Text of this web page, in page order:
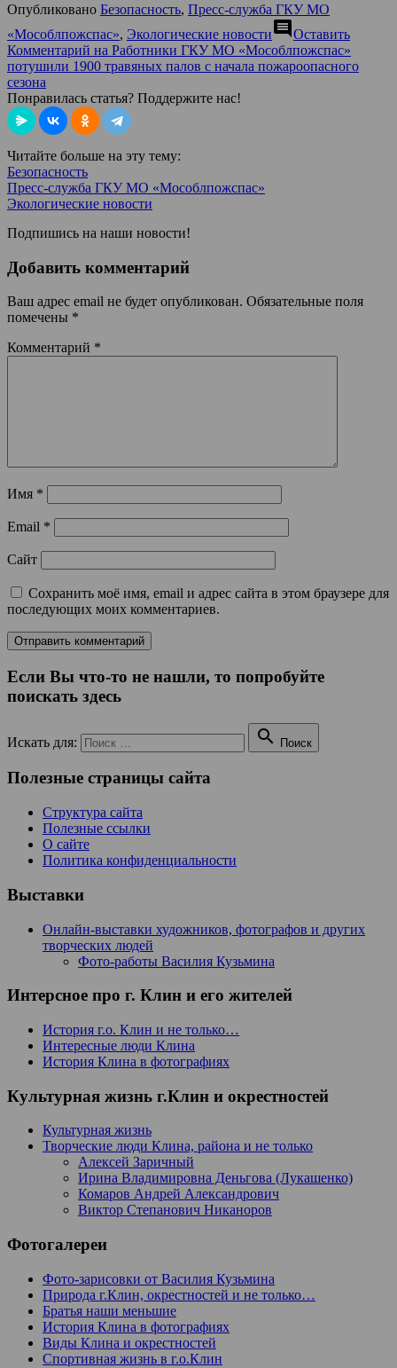
Опубликовано Безопасность, Пресс-служба ГКУ МО
«Мособлпожспас», Экологические новостиcomment Оставить
Комментарий на Работники ГКУ МО «Мособлпожспас»
потушили 1900 травяных палов с начала пожароопасного
сезона
Понравилась статья? Поддержите нас!
Читайте больше на эту тему:
Безопасность
Пресс-служба ГКУ МО «Мособлпожспас»
Экологические новости
Подпишись на наши новости!
Добавить комментарий
Ваш адрес email не будет опубликован. Обязательные поля
помечены *
Комментарий *
Имя *
Email *
Сайт
Сохранить моё имя, email и адрес сайта в этом браузере для
последующих моих комментариев.
Если Вы что-то не нашли, то попробуйте
поискать здесь
Искать для:  Поиск
Полезные страницы сайта
Структура сайта
Полезные ссылки
О сайте
Политика конфиденциальности
Выставки
Онлайн-выставки художников, фотографов и других
творческих людей
Фото-работы Василия Кузьмина
Интерсное про г. Клин и его жителей
История г.о. Клин и не только…
Интересные люди Клина
История Клина в фотографиях
Культурная жизнь г.Клин и окрестностей
Культурная жизнь
Творческие люди Клина, района и не только
Алексей Заричный
Ирина Владимировна Деньгова (Лукашенко)
Комаров Андрей Александрович
Виктор Степанович Никаноров
Фотогалереи
Фото-зарисовки от Василия Кузьмина
Природа г.Клин, окрестностей и не только…
Братья наши меньшие
История Клина в фотографиях
Виды Клина и окрестностей
Спортивная жизнь в г.о.Клин